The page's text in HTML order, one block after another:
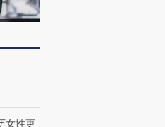
CFO：不靠规模取胜，华
住三大增长引擎是什么？
女性更